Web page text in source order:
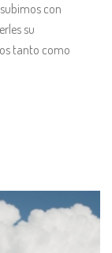
con
su
tanto como